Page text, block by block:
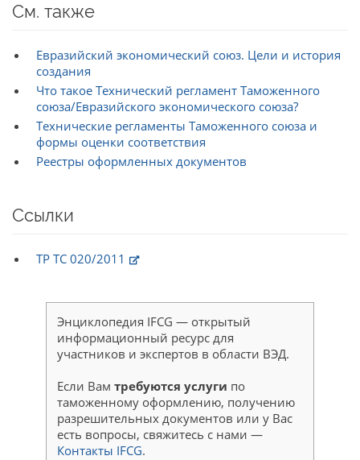
См. также
Евразийский экономический союз. Цели и история
создания
Что такое Технический регламент Таможенного
союза/Евразийского экономического союза?
Технические регламенты Таможенного союза и
формы оценки соответствия
Реестры оформленных документов
Ссылки
ТР ТС 020/2011
Энциклопедия IFCG — открытый
информационный ресурс для
участников и экспертов в области ВЭД.
Если Вамтребуются услуги по
таможенному оформлению, получению
разрешительных документов или у Вас
есть вопросы, свяжитесь с нами —
Контакты IFCG.